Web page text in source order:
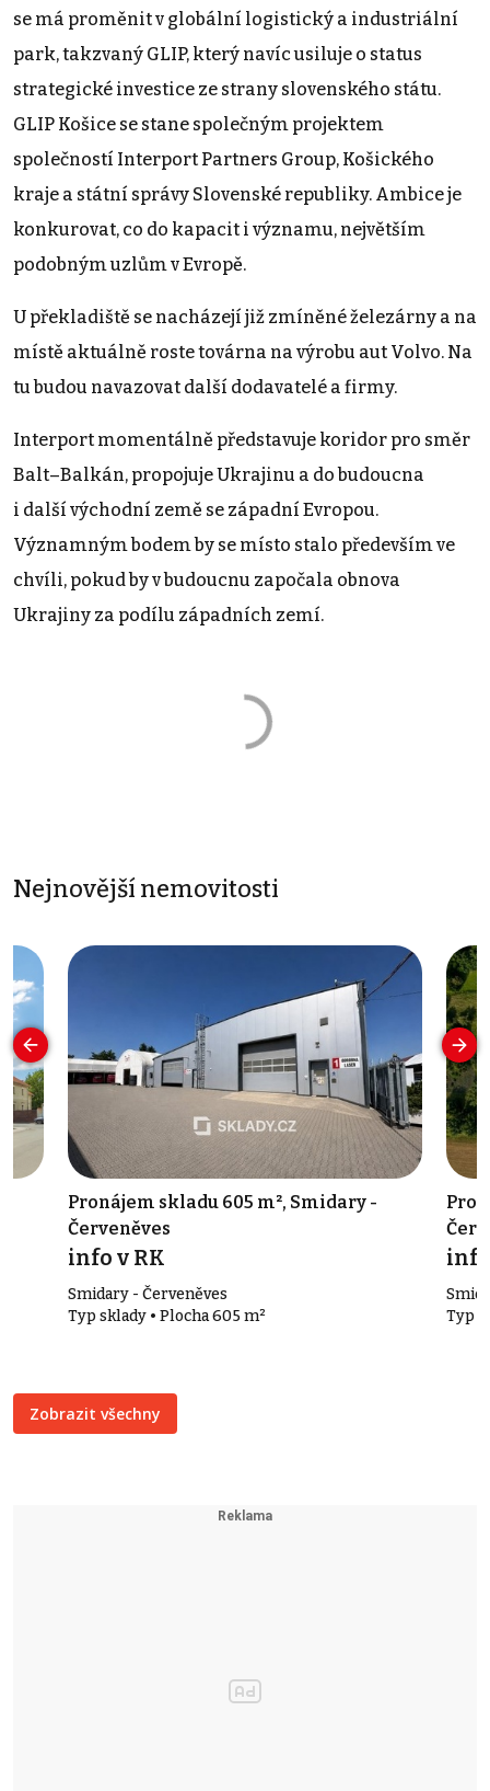
se má proměnit v globální logistický a industriální
park, takzvaný GLIP, který navíc usiluje o status
strategické investice ze strany slovenského státu.
GLIP Košice se stane společným projektem
společností Interport Partners Group, Košického
kraje a státní správy Slovenské republiky. Ambice je
konkurovat, co do kapacit i významu, největším
podobným uzlům v Evropě.
U překladiště se nacházejí již zmíněné železárny a na
místě aktuálně roste továrna na výrobu aut Volvo. Na
tu budou navazovat další dodavatelé a firmy.
Interport momentálně představuje koridor pro směr
Balt–Balkán, propojuje Ukrajinu a do budoucna
i další východní země se západní Evropou.
Významným bodem by se místo stalo především ve
chvíli, pokud by v budoucnu započala obnova
Ukrajiny za podílu západních zemí.
Nejnovější nemovitosti
Pronájem skladu 605 m², Smidary -
Červeněves
info v RK
Smidary - Červeněves
Typ sklady • Plocha 605 m²
Typ
Zobrazit všechny